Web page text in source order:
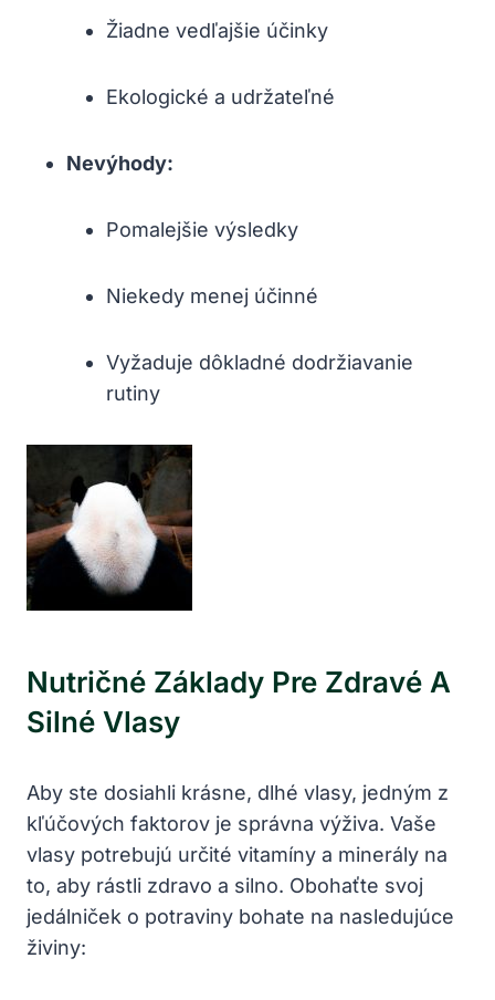
Žiadne vedľajšie účinky
Ekologické a ⁣udržateľné
Nevýhody:
Pomalejšie výsledky
Niekedy menej účinné
Vyžaduje dôkladné‌ dodržiavanie
rutiny
Nutričné​ Základy Pre​ Zdravé A
Silné Vlasy
Aby ste ⁤dosiahli ​krásne, dlhé ​vlasy, jedným ‌z
kľúčových‌ faktorov ⁢je správna výživa. Vaše
vlasy potrebujú určité ​vitamíny a minerály na
to, aby rástli zdravo a silno. Obohaťte svoj
jedálniček o potraviny⁤ bohate na ⁢nasledujúce⁢
živiny: